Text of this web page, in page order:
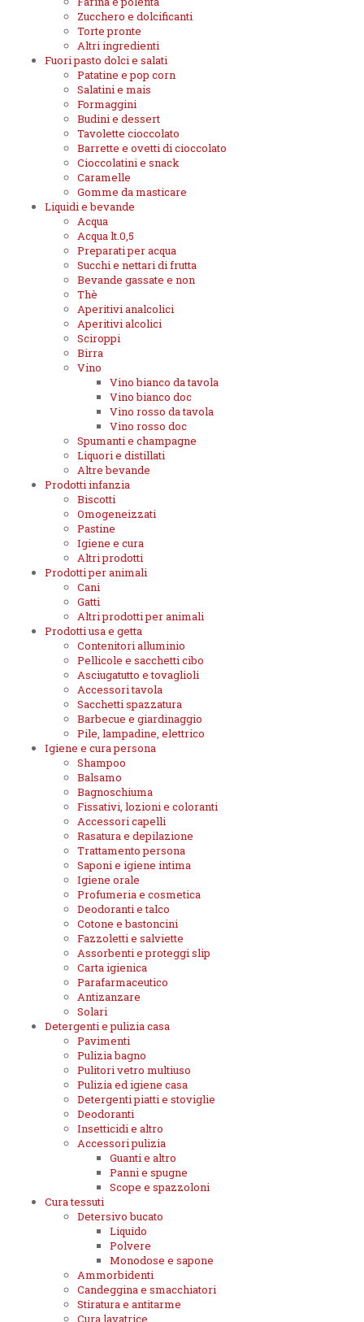
Zucchero e dolcificanti
Torte pronte
Altri ingredienti
Fuori pasto dolci e salati
Patatine e pop corn
Salatini e mais
Formaggini
Budini e dessert
Tavolette cioccolato
Barrette e ovetti di cioccolato
Cioccolatini e snack
Caramelle
Gomme da masticare
Liquidi e bevande
Acqua
Acqua lt.0,5
Preparati per acqua
Succhi e nettari di frutta
Bevande gassate e non
Thè
Aperitivi analcolici
Aperitivi alcolici
Sciroppi
Birra
Vino
Vino bianco da tavola
Vino bianco doc
Vino rosso da tavola
Vino rosso doc
Spumanti e champagne
Liquori e distillati
Altre bevande
Prodotti infanzia
Biscotti
Omogeneizzati
Pastine
Igiene e cura
Altri prodotti
Prodotti per animali
Cani
Gatti
Altri prodotti per animali
Prodotti usa e getta
Contenitori alluminio
Pellicole e sacchetti cibo
Asciugatutto e tovaglioli
Accessori tavola
Sacchetti spazzatura
Barbecue e giardinaggio
Pile, lampadine, elettrico
Igiene e cura persona
Shampoo
Balsamo
Bagnoschiuma
Fissativi, lozioni e coloranti
Accessori capelli
Rasatura e depilazione
Trattamento persona
Saponi e igiene intima
Igiene orale
Profumeria e cosmetica
Deodoranti e talco
Cotone e bastoncini
Fazzoletti e salviette
Assorbenti e proteggi slip
Carta igienica
Parafarmaceutico
Antizanzare
Solari
Detergenti e pulizia casa
Pavimenti
Pulizia bagno
Pulitori vetro multiuso
Pulizia ed igiene casa
Detergenti piatti e stoviglie
Deodoranti
Insetticidi e altro
Accessori pulizia
Guanti e altro
Panni e spugne
Scope e spazzoloni
Cura tessuti
Detersivo bucato
Liquido
Polvere
Monodose e sapone
Ammorbidenti
Candeggina e smacchiatori
Stiratura e antitarme
Cura lavatrice